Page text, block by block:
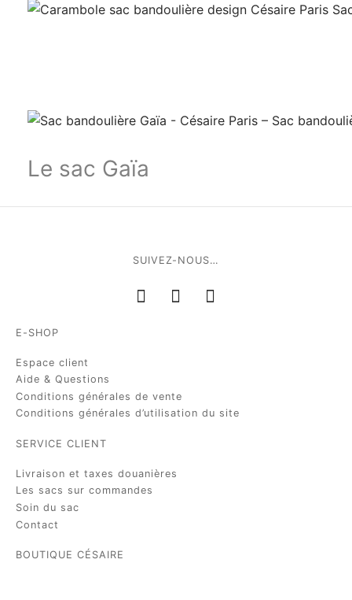
Le sac Gaïa
SUIVEZ-NOUS…
E-SHOP
Espace client
Aide & Questions
Conditions générales de vente
Conditions générales d’utilisation du site
SERVICE CLIENT
Livraison et taxes douanières
Les sacs sur commandes
Soin du sac
Contact
BOUTIQUE CÉSAIRE